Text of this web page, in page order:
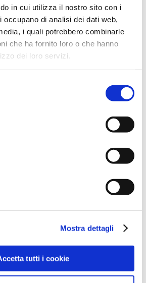
in cui utilizza il nostro sito con i
di analisi dei dati web,
i quali potrebbero combinarle
che ha fornito loro o che hanno
dei loro servizi.
Mostra dettagli
tutti i cookie